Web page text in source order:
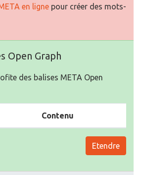
en ligne pour créer des mots-
Open Graph
des balises META Open
Contenu
Etendre